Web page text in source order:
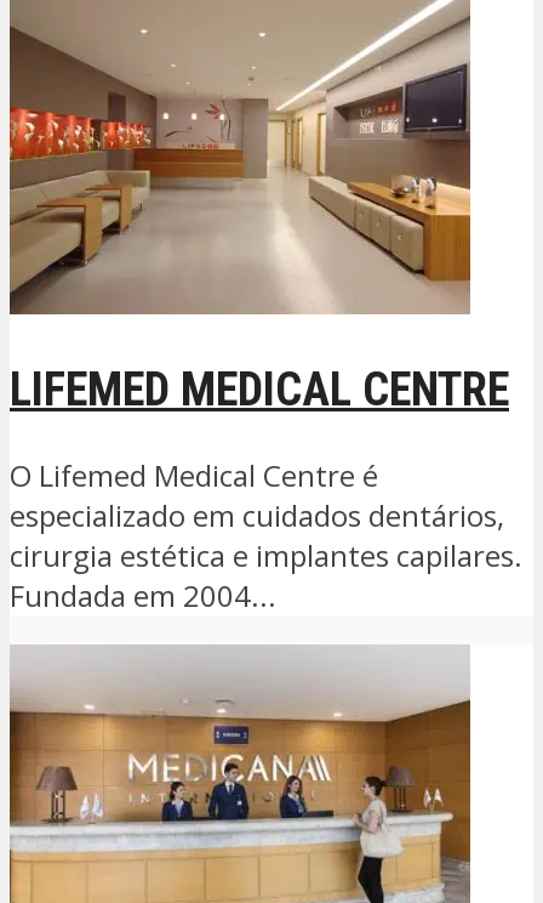
LIFEMED MEDICAL CENTRE
O Lifemed Medical Centre é
especializado em cuidados dentários,
cirurgia estética e implantes capilares.
Fundada em 2004...